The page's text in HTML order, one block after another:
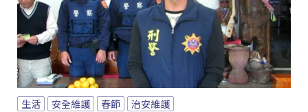
生活 安全維護 春節 治安維護